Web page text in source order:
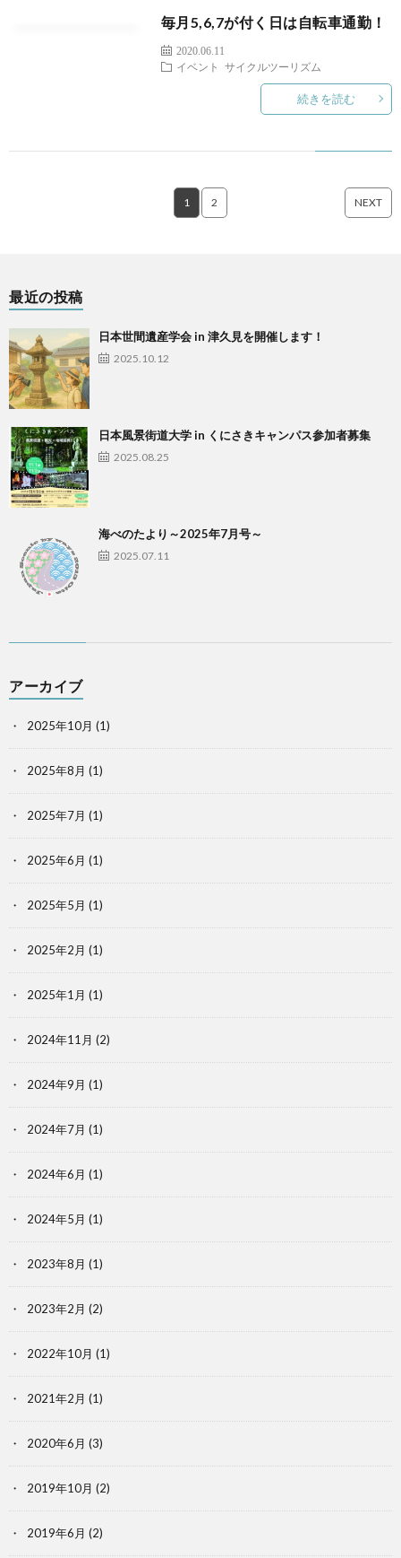
毎月5,6,7が付く日は自転車通勤！
2020.06.11
イベント
サイクルツーリズム
続きを読む
1 2 NEXT
最近の投稿
日本世間遺産学会 in 津久見を開催します！
2025.10.12
日本風景街道大学 in くにさきキャンパス参加者募集
2025.08.25
海べのたより～2025年7月号～
2025.07.11
アーカイブ
2025年10月 (1)
2025年8月 (1)
2025年7月 (1)
2025年6月 (1)
2025年5月 (1)
2025年2月 (1)
2025年1月 (1)
2024年11月 (2)
2024年9月 (1)
2024年7月 (1)
2024年6月 (1)
2024年5月 (1)
2023年8月 (1)
2023年2月 (2)
2022年10月 (1)
2021年2月 (1)
2020年6月 (3)
2019年10月 (2)
2019年6月 (2)